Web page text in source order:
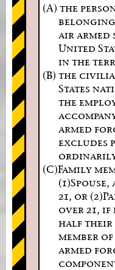
(A) the
air armed
United
in the
(B) the
States
the
armed
excludes
ordinarily
(C)Family
21, or
over 21,
half their
member
armed